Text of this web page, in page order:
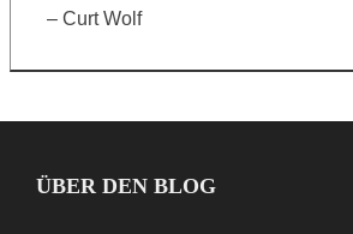
– Curt Wolf
ÜBER DEN BLOG